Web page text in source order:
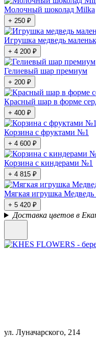
Молочный шоколад Milka
+ 250 ₽
Игрушка медведь
+ 4 200 ₽
Гелиевый шар премиум
+ 200 ₽
Красный шар в форме
+ 400 ₽
Корзина с фруктами №1
+ 4 600 ₽
Корзина с киндерами №1
+ 4 815 ₽
Мягкая игрушка Медведь
+ 5 420 ₽
Доставка цветов в
ул. Луначарского, 214